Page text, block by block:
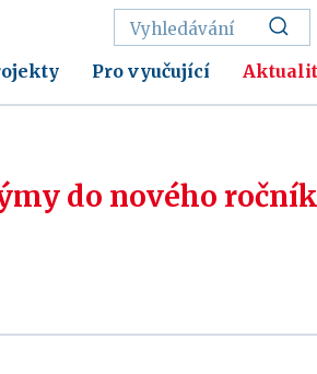
Pro vyučující
do nového